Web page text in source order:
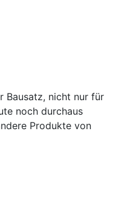
Bausatz, nicht nur für
noch durchaus
Produkte von